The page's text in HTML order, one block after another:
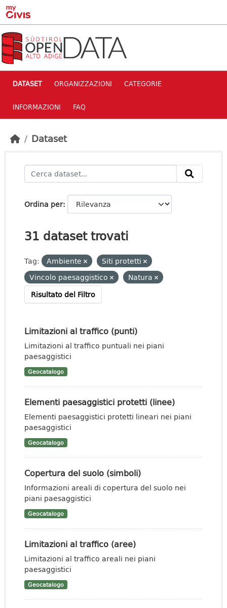
Skip to main content
DATASET ORGANIZZAZIONI CATEGORIE
INFORMAZIONI FAQ
Dataset
Ordina per
31 dataset trovati
Tag: Ambiente
Siti protetti
Vincolo paesaggistico
Natura
Risultato del Filtro
Limitazioni al traffico (punti)
Limitazioni al traffico puntuali nei piani
paesaggistici
Geocatalogo
Elementi paesaggistici protetti (linee)
Elementi paesaggistici protetti lineari nei piani
paesaggistici
Geocatalogo
Copertura del suolo (simboli)
Informazioni areali di copertura del suolo nei
piani paesaggistici
Geocatalogo
Limitazioni al traffico (aree)
Limitazioni al traffico areali nei piani
paesaggistici
Geocatalogo